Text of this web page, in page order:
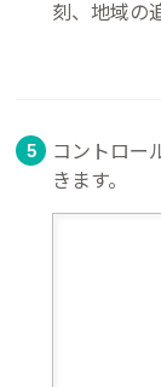
刻、地域の
コントロー
きます。